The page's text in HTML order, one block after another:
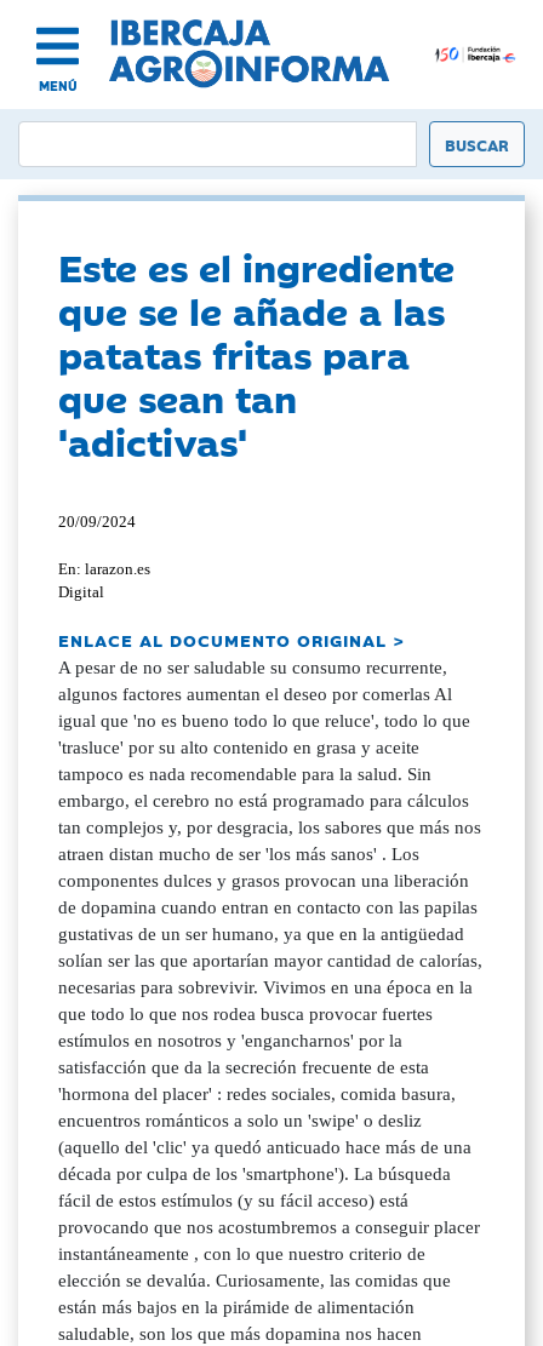
MENÚ
Este es el ingrediente
que se le añade a las
patatas fritas para
que sean tan
'adictivas'
20/09/2024
En: larazon.es
Digital
ENLACE AL DOCUMENTO ORIGINAL >
A pesar de no ser saludable su consumo recurrente,
algunos factores aumentan el deseo por comerlas Al
igual que 'no es bueno todo lo que reluce', todo lo que
'trasluce' por su alto contenido en grasa y aceite
tampoco es nada recomendable para la salud. Sin
embargo, el cerebro no está programado para cálculos
tan complejos y, por desgracia, los sabores que más nos
atraen distan mucho de ser 'los más sanos' . Los
componentes dulces y grasos provocan una liberación
de dopamina cuando entran en contacto con las papilas
gustativas de un ser humano, ya que en la antigüedad
solían ser las que aportarían mayor cantidad de calorías,
necesarias para sobrevivir. Vivimos en una época en la
que todo lo que nos rodea busca provocar fuertes
estímulos en nosotros y 'engancharnos' por la
satisfacción que da la secreción frecuente de esta
'hormona del placer' : redes sociales, comida basura,
encuentros románticos a solo un 'swipe' o desliz
(aquello del 'clic' ya quedó anticuado hace más de una
década por culpa de los 'smartphone'). La búsqueda
fácil de estos estímulos (y su fácil acceso) está
provocando que nos acostumbremos a conseguir placer
instantáneamente , con lo que nuestro criterio de
elección se devalúa. Curiosamente, las comidas que
están más bajos en la pirámide de alimentación
saludable, son los que más dopamina nos hacen